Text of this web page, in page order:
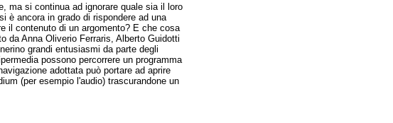
ma si continua ad ignorare quale sia il loro
è ancora in grado di rispondere ad una
il contenuto di un argomento? E che cosa
da Anna Oliverio Ferraris, Alberto Guidotti
grandi entusiasmi da parte degli
possono percorrere un programma
adottata può portare ad aprire
(per esempio l'audio) trascurandone un